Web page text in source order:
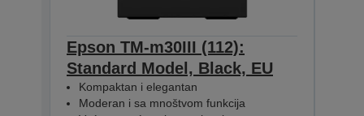
Epson TM-m30III (112):
Standard Model, Black, EU
Kompaktan i elegantan
Moderan i sa mnoštvom funkcija